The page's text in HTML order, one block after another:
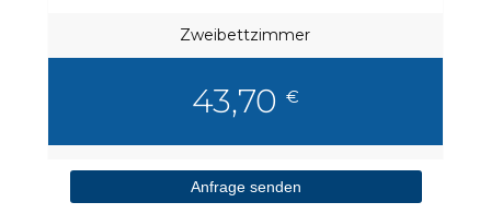
Zweibettzimmer
43,70 €
nicht möglich
Anfrage senden